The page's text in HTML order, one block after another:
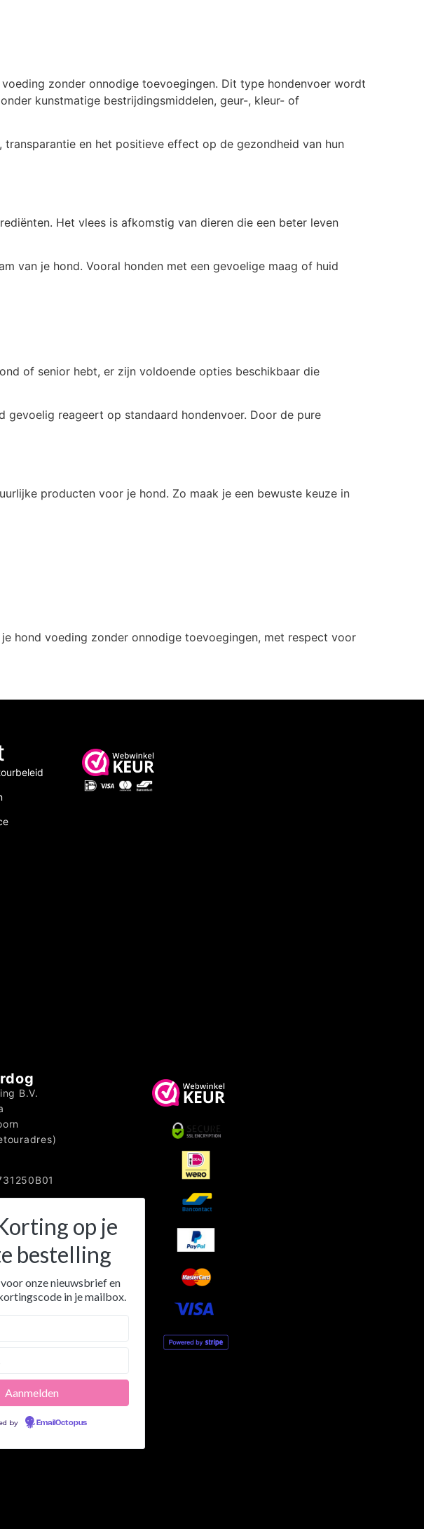
zonder onnodige toevoegingen. Dit type hondenvoer wordt
kunstmatige bestrijdingsmiddelen, geur-, kleur- of
en het positieve effect op de gezondheid van hun
Het vlees is afkomstig van dieren die een beter leven
van je hond. Vooral honden met een gevoelige maag of huid
of senior hebt, er zijn voldoende opties beschikbaar die
gevoelig reageert op standaard hondenvoer. Door de pure
producten voor je hond. Zo maak je een bewuste keuze in
hond voeding zonder onnodige toevoegingen, met respect voor
B.V.
op je
bestelling
onze nieuwsbrief en
in je mailbox.
by EmailOctopus